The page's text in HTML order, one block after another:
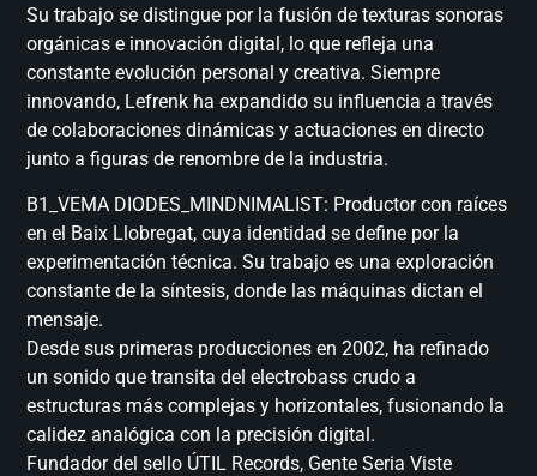
Su trabajo se distingue por la fusión de texturas sonoras
orgánicas e innovación digital, lo que refleja una
constante evolución personal y creativa. Siempre
innovando, Lefrenk ha expandido su influencia a través
de colaboraciones dinámicas y actuaciones en directo
junto a figuras de renombre de la industria.
B1_VEMA DIODES_MINDNIMALIST: Productor con raíces
en el Baix Llobregat, cuya identidad se define por la
experimentación técnica. Su trabajo es una exploración
constante de la síntesis, donde las máquinas dictan el
mensaje.
Desde sus primeras producciones en 2002, ha refinado
un sonido que transita del electrobass crudo a
estructuras más complejas y horizontales, fusionando la
calidez analógica con la precisión digital.
Fundador del sello ÚTIL Records, Gente Seria Viste